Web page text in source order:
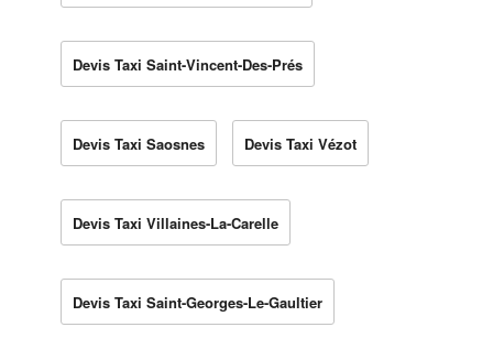
Devis Taxi Saint-Vincent-Des-Prés
Devis Taxi Saosnes Devis Taxi Vézot
Devis Taxi Villaines-La-Carelle
Devis Taxi Saint-Georges-Le-Gaultier